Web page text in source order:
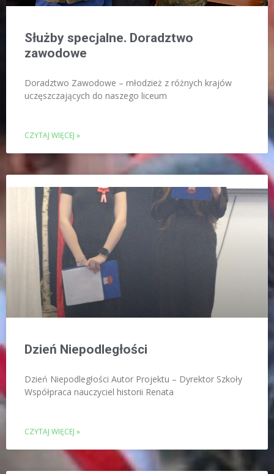
Służby specjalne. Doradztwo
zawodowe
Doradztwo Zawodowe – młodzież z różnych krajów
uczęszczających do naszego liceum
CZYTAJ WIĘCEJ »
Dzień Niepodległości
Dzień Niepodległości Autor Projektu – Dyrektor Szkoły
Współpraca nauczyciel historii Renata
CZYTAJ WIĘCEJ »